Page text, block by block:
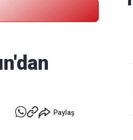
içintıklayın
Paylaş